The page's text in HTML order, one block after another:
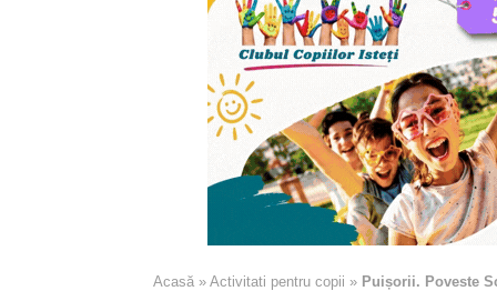
Acasă » Activitati pentru copii » Puișorii. Poveste